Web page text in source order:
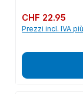
Prezzo normale:
CHF 22.95
Prezzi incl. IVA